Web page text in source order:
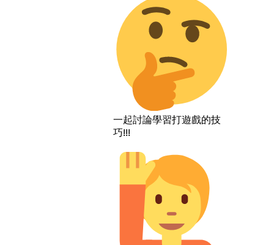
一起討論學習打遊戲的技
巧!!!